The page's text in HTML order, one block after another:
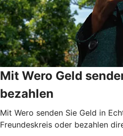
Mit Wero Geld
bezahlen
Mit Wero senden Sie Geld in
Freundeskreis oder bezahlen